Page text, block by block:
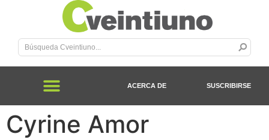
ACERCA DE SUSCRIBIRSE
Cyrine Amor